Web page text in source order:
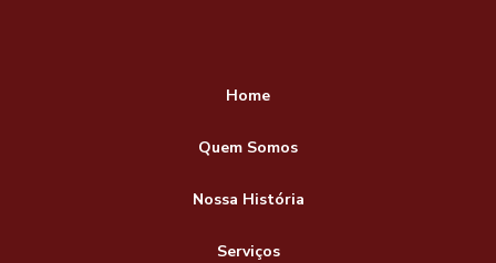
Home
Quem Somos
Nossa História
Serviços